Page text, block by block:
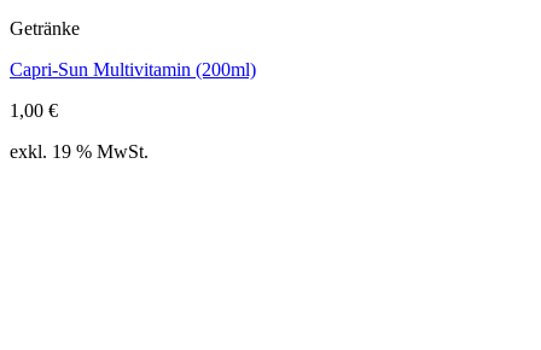
Getränke
Capri-Sun Multivitamin (200ml)
1,00 €
exkl. 19 % MwSt.